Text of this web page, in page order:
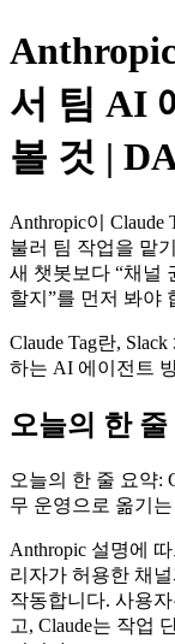
서 팀 AI
볼 것 |
Anthropic이 Claude
불러 팀 작업을 맡
새 챗봇보다 “채널
할지”를 먼저 봐야
Claude Tag란,
하는 AI 에이전트
오늘의 한
오늘의 한 줄 요약:
무 운영으로 옮기
Anthropic 설명에
리자가 허용한 채
작동합니다. 사용자
고, Claude는 작업